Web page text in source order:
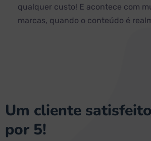
qualquer custo! E acontece com
marcas, quando o conteúdo é
Um cliente
por 5!